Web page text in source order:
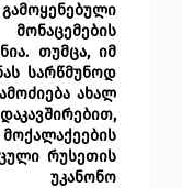
თუმცა, იმ
სარწმუნოდ
ახალ
რუსეთის
უკანონო